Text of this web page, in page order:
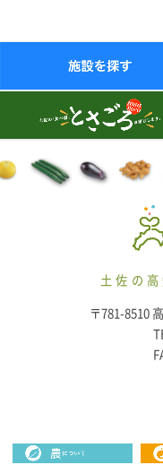
土佐の
〒781-8510